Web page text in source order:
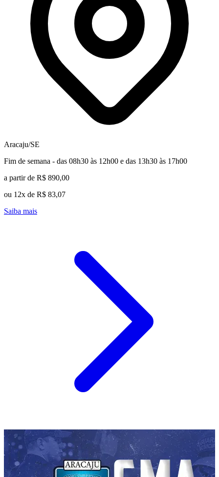
Aracaju/SE
Fim de semana - das 08h30 às 12h00 e das 13h30 às 17h00
a partir de R$ 890,00
ou 12x de R$ 83,07
Saiba mais